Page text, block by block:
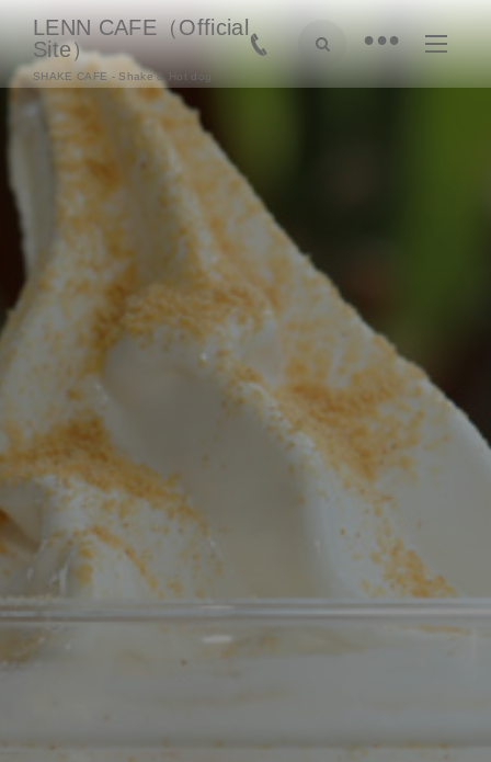
LENN CAFE（Official
Site）
SHAKE CAFE - Shake & Hot dog
•